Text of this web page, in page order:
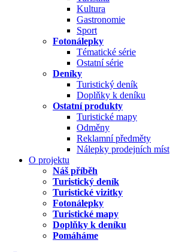
Kultura
Gastronomie
Sport
Fotonálepky
Tématické série
Ostatní série
Deníky
Turistický deník
Doplňky k deníku
Ostatní produkty
Turistické mapy
Odměny
Reklamní předměty
Nálepky prodejních míst
O projektu
Náš příběh
Turistický deník
Turistické vizitky
Fotonálepky
Turistické mapy
Doplňky k deníku
Pomáháme